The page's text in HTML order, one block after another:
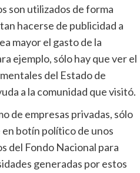
son utilizados de forma
hacerse de publicidad a
mayor el gasto de la
ejemplo, sólo hay que ver el
del Estado de
a la comunidad que visitó.
de empresas privadas, sólo
botín político de unos
del Fondo Nacional para
generadas por estos